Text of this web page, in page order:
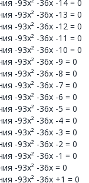
-93x² -36x -14 = 0
-93x² -36x -13 = 0
-93x² -36x -12 = 0
-93x² -36x -11 = 0
-93x² -36x -10 = 0
-93x² -36x -9 = 0
-93x² -36x -8 = 0
-93x² -36x -7 = 0
-93x² -36x -6 = 0
-93x² -36x -5 = 0
-93x² -36x -4 = 0
-93x² -36x -3 = 0
-93x² -36x -2 = 0
-93x² -36x -1 = 0
-93x² -36x = 0
-93x² -36x +1 = 0